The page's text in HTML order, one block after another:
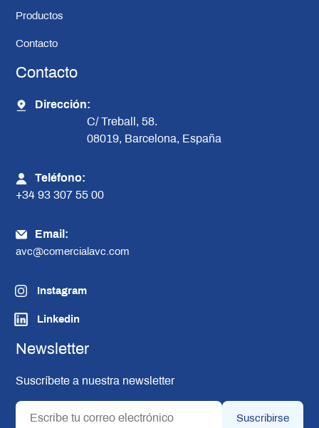
Productos
Contacto
Contacto
Dirección:
C/ Treball, 58.
08019, Barcelona, España
Teléfono:
+34 93 307 55 00
Email:
avc@comercialavc.com
Instagram
Linkedin
Newsletter
Suscríbete a nuestra newsletter